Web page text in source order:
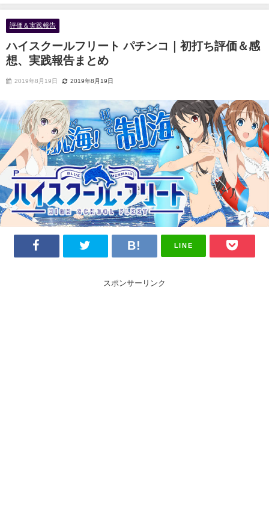
想、実践報告まとめ
評価＆実践報告
ハイスクールフリート パチンコ｜初打ち評価＆感
想、実践報告まとめ
2019年8月19日 2019年8月19日
LINE
スポンサーリンク